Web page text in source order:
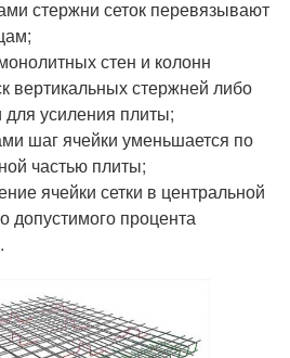
стержни сеток перевязывают
стен и колонн
вертикальных стержней либо
усиления плиты;
шаг ячейки уменьшается по
частью плиты;
ячейки сетки в центральной
допустимого процента